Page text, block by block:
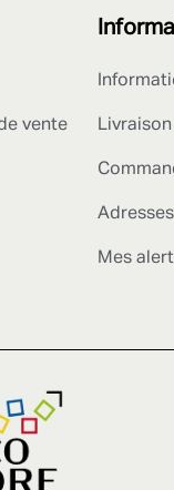
vente
Adresses
Mes